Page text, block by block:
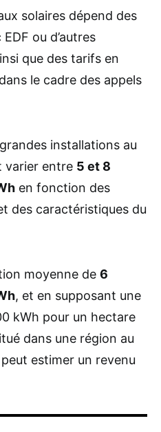
solaires dépend des
ou d’autres
que des tarifs en
le cadre des appels
installations au
varier entre 5 et 8
en fonction des
des caractéristiques du
moyenne de 6
, et en supposant une
kWh pour un hectare
dans une région au
estimer un revenu